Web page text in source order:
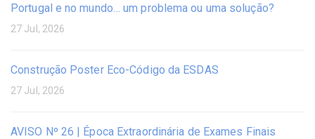
Portugal e no mundo… um problema ou uma solução?
27 Jul, 2026
Construção Poster Eco-Código da ESDAS
27 Jul, 2026
AVISO Nº 26 | Época Extraordinária de Exames Finais